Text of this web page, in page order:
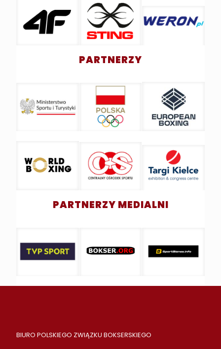
PARTNERZY
PARTNERZY MEDIALNI
BIURO POLSKIEGO ZWIĄZKU BOKSERSKIEGO